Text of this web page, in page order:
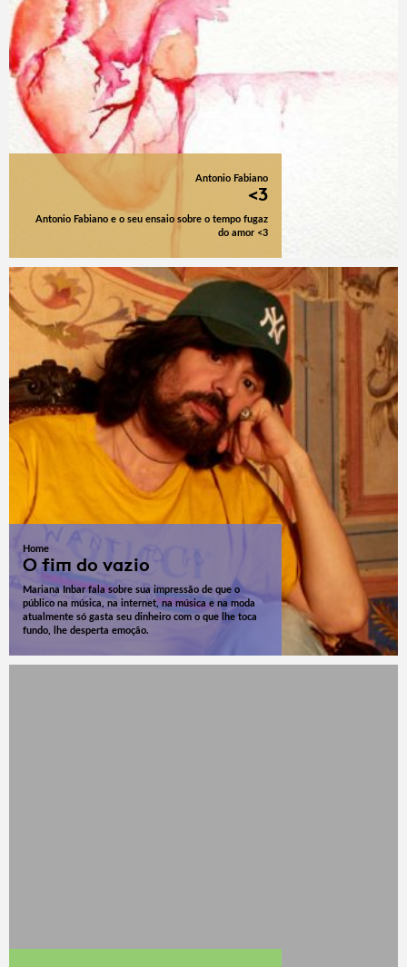
Antonio Fabiano
<3
Antonio Fabiano e o seu ensaio sobre o tempo fugaz
do amor <3
Home
O fim do vazio
Mariana Inbar fala sobre sua impressão de que o
público na música, na internet, na música e na moda
atualmente só gasta seu dinheiro com o que lhe toca
fundo, lhe desperta emoção.